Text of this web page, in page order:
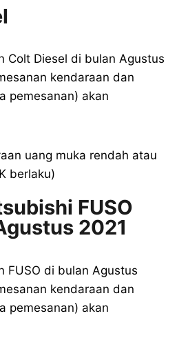
Colt Diesel di bulan Agustus
kendaraan dan
pemesanan) akan
uang muka rendah atau
berlaku)
FUSO
2021
FUSO di bulan Agustus
kendaraan dan
pemesanan) akan